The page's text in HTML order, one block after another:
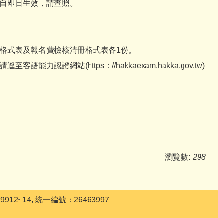
即日生效，請查照。
表及報名費檢核清冊格式表各1份。
至客語能力認證網站(https：//hakkaexam.hakka.gov.tw)
瀏覽數: 298
統一編號：26463997